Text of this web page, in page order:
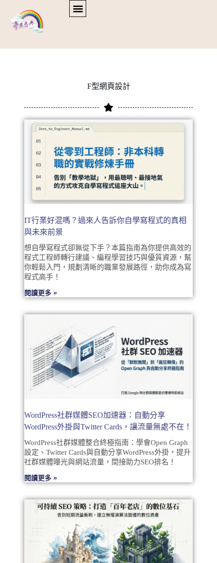
F型網頁設計
IT行業好混嗎？過來人告訴你自學寫程式的真相
與未來前景
想自學寫程式卻無從下手？本篇指南為你提供高效的
程式工程師轉行建議、編程學習技巧與優質資源，幫
你輕鬆入門，規劃清晰的職業發展路徑，助你成為寫
程式高手！
閱讀更多 »
WordPress社群媒體SEO加速器：自動分享
WordPress外掛與Twitter Cards，讓流量無處不在！
WordPress社群媒體整合終極指南：學會Open Graph
設定、Twitter Cards與自動分享WordPress外掛，提升
社群媒體曝光與網站流量，間接助力SEO排名！
閱讀更多 »